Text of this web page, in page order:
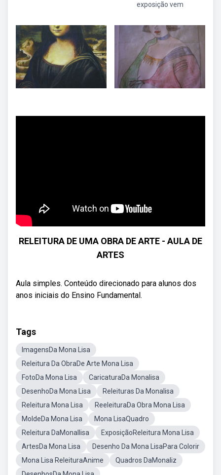
exposição vem
RELEITURA DE UMA OBRA DE ARTE - AULA DE
ARTES
Aula simples. Conteúdo direcionado para alunos dos
anos iniciais do Ensino Fundamental.
Tags
ImagensDa Mona Lisa
Releitura Da ObraDe Arte Mona Lisa
FotoDa Mona Lisa
CaricaturaDa Monalisa
DesenhoDa Mona Lisa
Releituras Da Monalisa
Releitura Mona Lisa
ReeleituraDa Obra Mona Lisa
MoldeDa Mona Lisa
Mona LisaQuadro
Releitura DaMonallisa
ExposiçãoReleitura Mona Lisa
ArtesDa Mona Lisa
Desenho Da Mona LisaPara Colorir
Mona Lisa ReleituraAnime
Quadros DaMonaliz